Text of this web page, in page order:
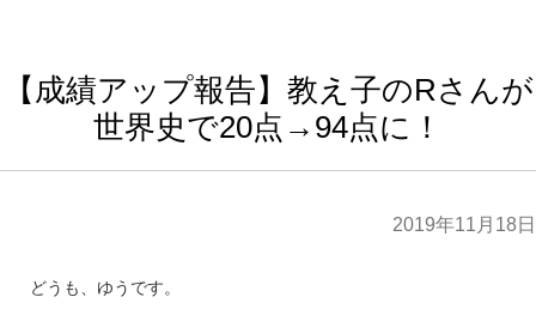
【成績アップ報告】教え子のRさんが
世界史で20点→94点に！
2019年11月18日
どうも、ゆうです。